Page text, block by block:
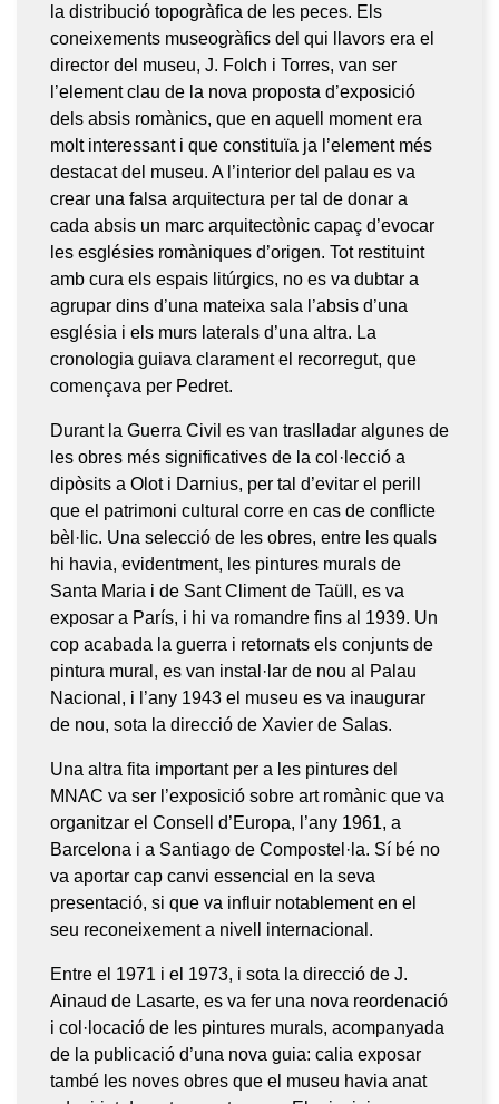
la distribució topogràfica de les peces. Els
coneixements museogràfics del qui llavors era el
director del museu, J. Folch i Torres, van ser
l’element clau de la nova proposta d’exposició
dels absis romànics, que en aquell moment era
molt interessant i que constituïa ja l’element més
destacat del museu. A l’interior del palau es va
crear una falsa arquitectura per tal de donar a
cada absis un marc arquitectònic capaç d’evocar
les esglésies romàniques d’origen. Tot restituint
amb cura els espais litúrgics, no es va dubtar a
agrupar dins d’una mateixa sala l’absis d’una
església i els murs laterals d’una altra. La
cronologia guiava clarament el recorregut, que
començava per Pedret.
Durant la Guerra Civil es van traslladar algunes de
les obres més significatives de la col·lecció a
dipòsits a Olot i Darnius, per tal d’evitar el perill
que el patrimoni cultural corre en cas de conflicte
bèl·lic. Una selecció de les obres, entre les quals
hi havia, evidentment, les pintures murals de
Santa Maria i de Sant Climent de Taüll, es va
exposar a París, i hi va romandre fins al 1939. Un
cop acabada la guerra i retornats els conjunts de
pintura mural, es van instal·lar de nou al Palau
Nacional, i l’any 1943 el museu es va inaugurar
de nou, sota la direcció de Xavier de Salas.
Una altra fita important per a les pintures del
MNAC va ser l’exposició sobre art romànic que va
organitzar el Consell d’Europa, l’any 1961, a
Barcelona i a Santiago de Compostel·la. Sí bé no
va aportar cap canvi essencial en la seva
presentació, si que va influir notablement en el
seu reconeixement a nivell internacional.
Entre el 1971 i el 1973, i sota la direcció de J.
Ainaud de Lasarte, es va fer una nova reordenació
i col·locació de les pintures murals, acompanyada
de la publicació d’una nova guia: calia exposar
també les noves obres que el museu havia anat